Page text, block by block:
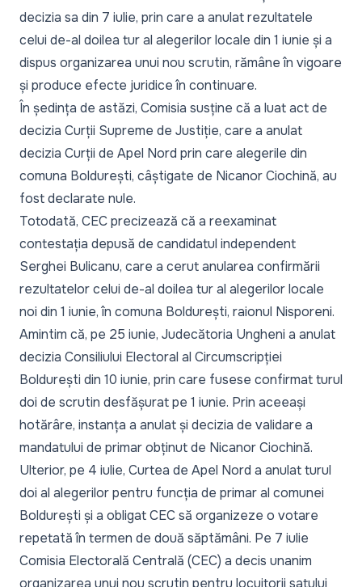
decizia sa din 7 iulie, prin care a anulat rezultatele
celui de-al doilea tur al alegerilor locale din 1 iunie și a
dispus organizarea unui nou scrutin, rămâne în vigoare
și produce efecte juridice în continuare.
În ședința de astăzi, Comisia susține că a luat act de
decizia Curții Supreme de Justiție, care a anulat
decizia Curții de Apel Nord prin care alegerile din
comuna Boldurești, câștigate de Nicanor Ciochină, au
fost declarate nule.
Totodată, CEC precizează că a reexaminat
contestația depusă de candidatul independent
Serghei Bulicanu, care a cerut anularea confirmării
rezultatelor celui de-al doilea tur al alegerilor locale
noi din 1 iunie, în comuna Boldurești, raionul Nisporeni.
Amintim că, pe 25 iunie, Judecătoria Ungheni a anulat
decizia Consiliului Electoral al Circumscripției
Boldurești din 10 iunie, prin care fusese confirmat turul
doi de scrutin desfășurat pe 1 iunie. Prin aceeași
hotărâre, instanța a anulat și decizia de validare a
mandatului de primar obținut de Nicanor Ciochină.
Ulterior, pe 4 iulie, Curtea de Apel Nord a anulat turul
doi al alegerilor pentru funcția de primar al comunei
Boldurești și a obligat CEC să organizeze o votare
repetată în termen de două săptămâni. Pe 7 iulie
Comisia Electorală Centrală (CEC) a decis unanim
organizarea unui nou scrutin pentru locuitorii satului